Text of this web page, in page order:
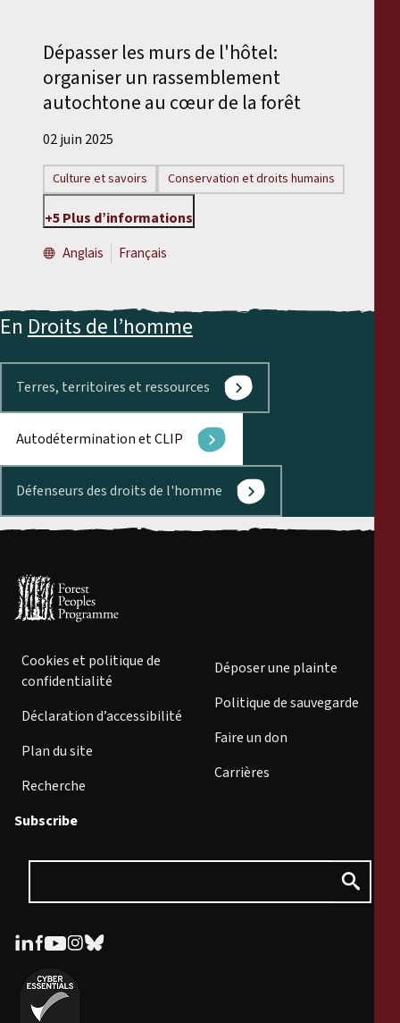
Dépasser les murs de l'hôtel:
organiser un rassemblement
autochtone au cœur de la forêt
02 juin 2025
Culture et savoirs Conservation et droits humains
+5 Plus d’informations
Anglais
Français
En Droits de l’homme
Terres, territoires et ressources
Autodétermination et CLIP
Défenseurs des droits de l'homme
Cookies et politique de
confidentialité
Déclaration d’accessibilité
Plan du site
Recherche
Déposer une plainte
Politique de sauvegarde
Faire un don
Carrières
Subscribe